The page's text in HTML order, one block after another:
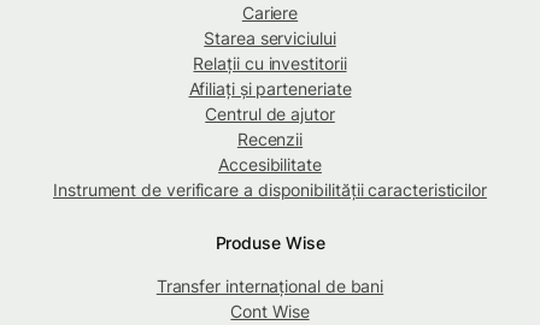
Cariere
Starea serviciului
Relații cu investitorii
Afiliați și parteneriate
Centrul de ajutor
Recenzii
Accesibilitate
Instrument de verificare a disponibilității caracteristicilor
Produse Wise
Transfer internațional de bani
Cont Wise